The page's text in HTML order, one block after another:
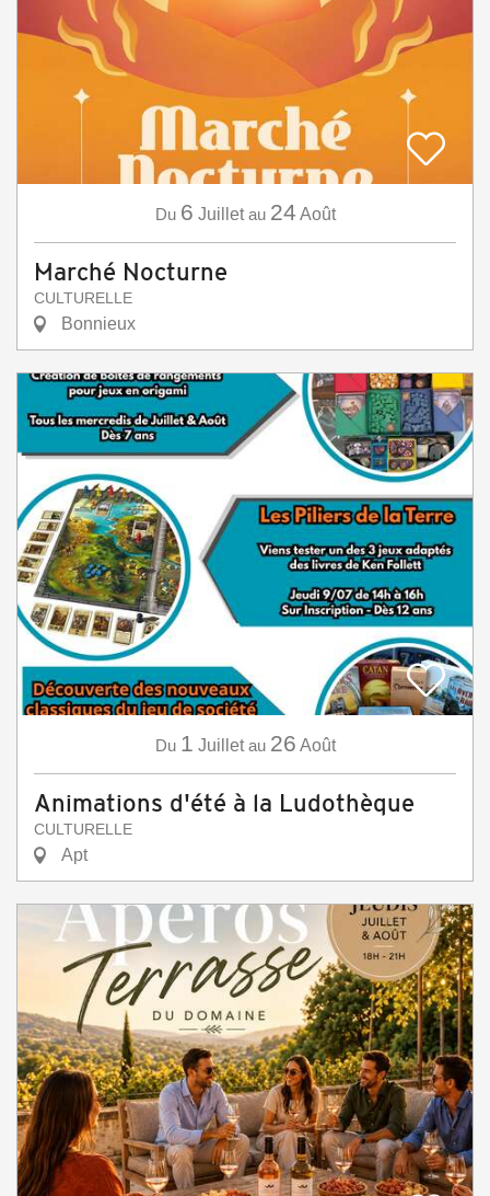
Du 6 Juillet au 24 Août
Marché Nocturne
CULTURELLE
Bonnieux
Du 1 Juillet au 26 Août
Animations d'été à la Ludothèque
CULTURELLE
Apt